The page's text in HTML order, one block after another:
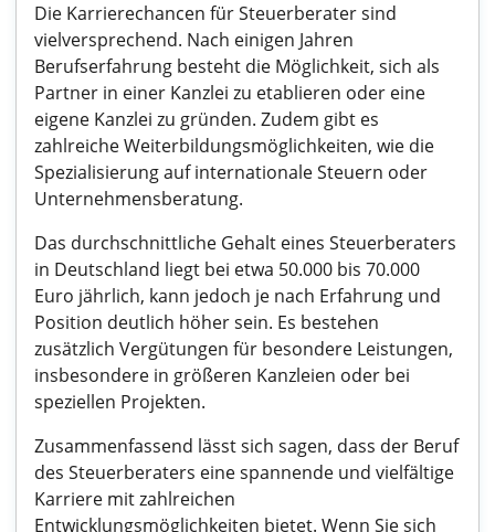
Die Karrierechancen für Steuerberater sind
vielversprechend. Nach einigen Jahren
Berufserfahrung besteht die Möglichkeit, sich als
Partner in einer Kanzlei zu etablieren oder eine
eigene Kanzlei zu gründen. Zudem gibt es
zahlreiche Weiterbildungsmöglichkeiten, wie die
Spezialisierung auf internationale Steuern oder
Unternehmensberatung.
Das durchschnittliche Gehalt eines Steuerberaters
in Deutschland liegt bei etwa 50.000 bis 70.000
Euro jährlich, kann jedoch je nach Erfahrung und
Position deutlich höher sein. Es bestehen
zusätzlich Vergütungen für besondere Leistungen,
insbesondere in größeren Kanzleien oder bei
speziellen Projekten.
Zusammenfassend lässt sich sagen, dass der Beruf
des Steuerberaters eine spannende und vielfältige
Karriere mit zahlreichen
Entwicklungsmöglichkeiten bietet. Wenn Sie sich